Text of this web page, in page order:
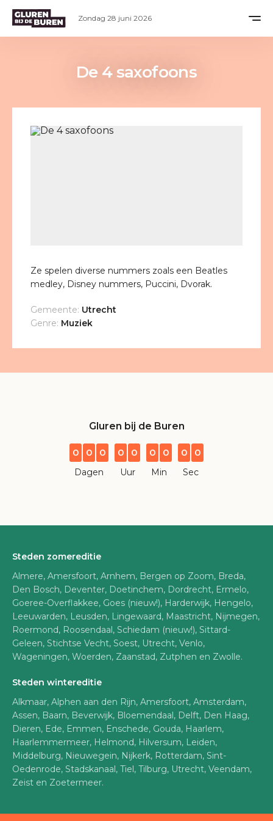
De 4 saxofoons
Ze spelen diverse nummers zoals een Beatles
medley, Disney nummers, Puccini, Dvorak.
Gemeente: Utrecht
Genre: Muziek
Gluren bij de Buren
0 0 0
Dagen
0 0
Uur
0 0
Min
0 0
Sec
Steden zomereditie
Almere, Amersfoort, Arnhem, Bergen op Zoom, Breda,
Den Bosch, Deventer, Doetinchem, Dordrecht, Ermelo,
Goeree-Overflakkee, Goes (nieuw!), Harderwijk, Hengelo,
Leeuwarden, Leusden, Lingewaard, Maastricht, Nijmegen,
Roermond, Roosendaal, Schiedam (nieuw!), Sittard-
Geleen, Stichtse Vecht, Soest, Utrecht, Venlo,
Wageningen, Woerden, Zaanstad, Zutphen en Zwolle.
Steden wintereditie
Alkmaar, Alphen aan den Rijn, Amersfoort, Amsterdam,
Assen, Baarn, Beverwijk, Bloemendaal, Delft, Den Haag,
Dieren, Ede, Emmen, Enschede, Gouda, Haarlem,
Haarlemmermeer, Helmond, Hilversum, Leiden,
Middelburg, Nieuwegein, Nijkerk, Rotterdam, Sint-
Oedenrode, Stadskanaal, Tiel, Tilburg, Utrecht, Veendam,
Zeist en Zoetermeer.
Zondag 28 juni 2026